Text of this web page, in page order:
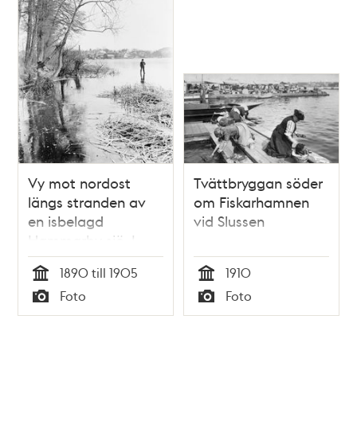
Vy mot nordost
längs stranden av
en isbelagd
Hammarby sjö. I
fonden del av
Barnängsområdet.
Tid
1890 till 1905
Typ
Foto
Tvättbryggan söder
om Fiskarhamnen
vid Slussen
Tid
1910
Typ
Foto